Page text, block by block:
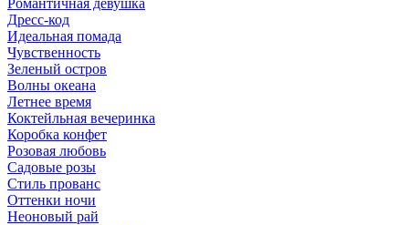
Дресс-код
Идеальная помада
Чувственность
Зеленый остров
Волны океана
Летнее время
Коктейльная вечеринка
Коробка конфет
Розовая любовь
Садовые розы
Стиль прованс
Оттенки ночи
Неоновый рай